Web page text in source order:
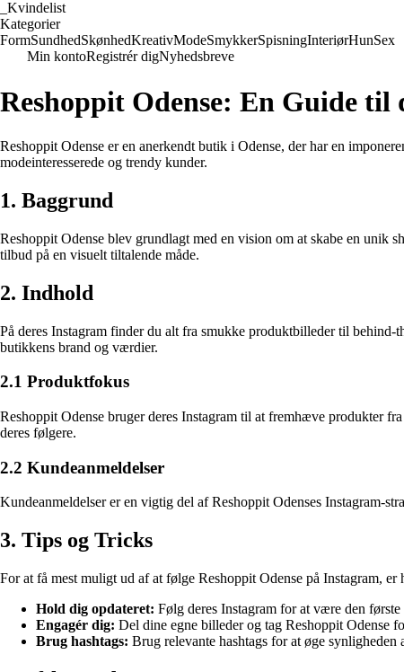
Kvindelist
Kategorier
FormSundhedSkønhedKreativModeSmykkerSpisningInteriørHunSex
Min kontoRegistrér digNyhedsbreve
Reshoppit Odense: En Guide til
Reshoppit Odense er en anerkendt butik i Odense, der har en
modeinteresserede og trendy kunder.
1. Baggrund
Reshoppit Odense blev grundlagt med en vision om at skabe en unik
tilbud på en visuelt tiltalende måde.
2. Indhold
På deres Instagram finder du alt fra smukke produktbilleder til behind-
butikkens brand og værdier.
2.1 Produktfokus
Reshoppit Odense bruger deres Instagram til at fremhæve produkter
deres følgere.
2.2 Kundeanmeldelser
Kundeanmeldelser er en vigtig del af Reshoppit Odenses Instagram-
3. Tips og Tricks
For at få mest muligt ud af at følge Reshoppit Odense på Instagram, er
Hold dig opdateret: Følg deres Instagram for at være den
Engagér dig: Del dine egne billeder og tag Reshoppit Odense
Brug hashtags: Brug relevante hashtags for at øge